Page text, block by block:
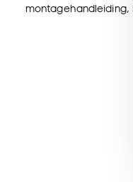
montagehandleiding,